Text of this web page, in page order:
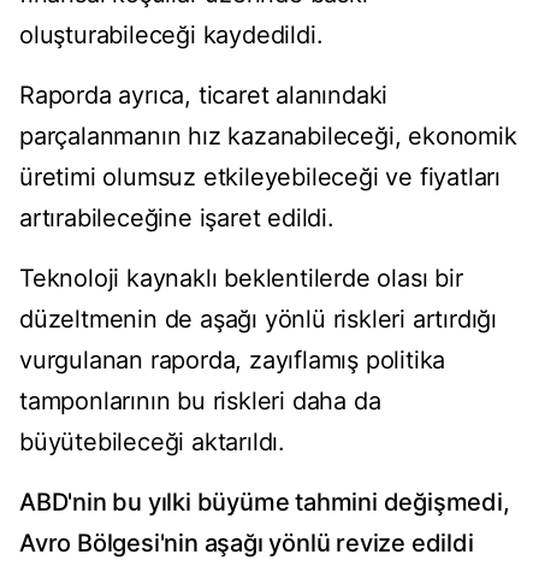
oluşturabileceği kaydedildi.
Raporda ayrıca, ticaret alanındaki
parçalanmanın hız kazanabileceği, ekonomik
üretimi olumsuz etkileyebileceği ve fiyatları
artırabileceğine işaret edildi.
Teknoloji kaynaklı beklentilerde olası bir
düzeltmenin de aşağı yönlü riskleri artırdığı
vurgulanan raporda, zayıflamış politika
tamponlarının bu riskleri daha da
büyütebileceği aktarıldı.
ABD'nin bu yılki büyüme tahmini değişmedi,
Avro Bölgesi'nin aşağı yönlü revize edildi